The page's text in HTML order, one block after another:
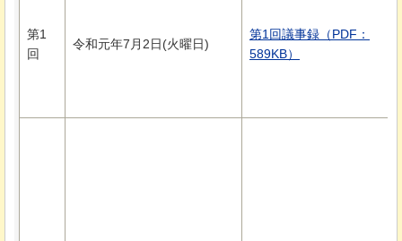
第1
回
令和元年7月2日(火曜日)
第1回議事録（PDF：
589KB）